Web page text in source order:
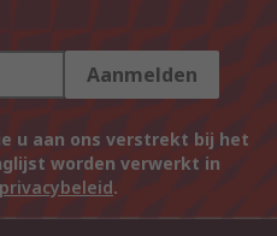
Aanmelden
u aan ons verstrekt bij het
worden verwerkt in
privacybeleid.